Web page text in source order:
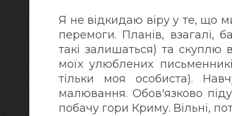
Я не відкидаю віру у те, що
перемоги. Планів, взагалі,
такі залишаться) та скуплю
моїх улюблених
тільки моя особиста).
малювання. Обов'язково
побачу гори Криму. Вільні,